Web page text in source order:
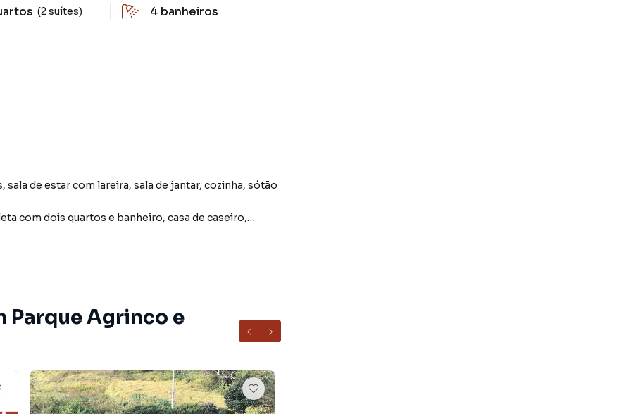
(2 suítes) 4 banheiros
sala de estar com lareira, sala de jantar, cozinha, sótão
com dois quartos e banheiro, casa de caseiro,
cavalos e dois cachorros.
Parque Agrinco, em Guararema. Não encontrou o
Parque Agrinco e